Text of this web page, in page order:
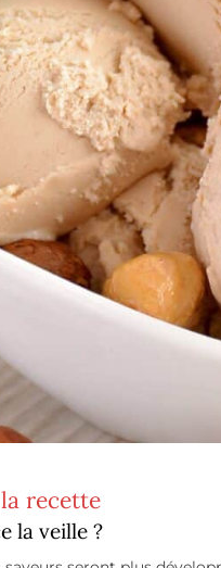
recette
la veille ?